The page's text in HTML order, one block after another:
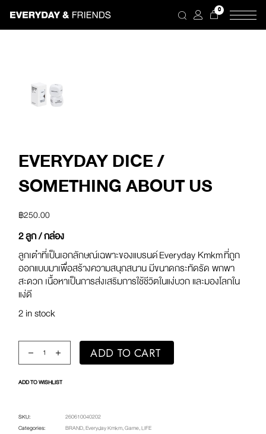
the
0
EVERYDAY DICE /
SOMETHING ABOUT US
฿250.00
2 ลูก / กล่อง
ลูกเต๋าที่เป็นเอกลักษณ์เฉพาะของแบรนด์Everyday Kmkmที่ถูก
ออกแบบมาเพื่อสร้างความสนุกสนาน มีขนาดกระทัดรัด พกพา
สะดวก เนื้อหาเป็นการส่งเสริมการใช้ชีวิตในแง่บวก และมองโลกใน
แง่ดี
2 in stock
Everyday DICE / SOMETHING ABOUT US quantity
ADD TO CART
ADD TO WISHLIST
SKU:
260610040202
Categories:
BRAND,Everyday Kmkm,Game,LIFE